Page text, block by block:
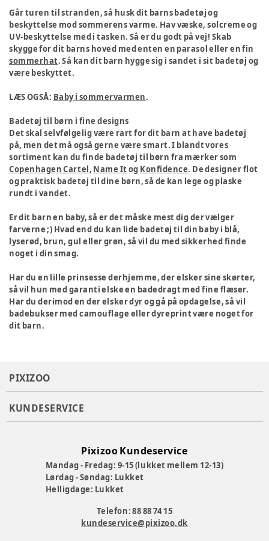
Går turen til stranden, så husk dit barns badetøj og
beskyttelse mod sommerens varme. Hav væske, solcreme og
UV-beskyttelse med i tasken. Så er du godt på vej! Skab
skygge for dit barns hoved med enten en parasol eller en fin
sommerhat. Så kan dit barn hygge sig i sandet i sit badetøj og
være beskyttet.
LÆS OGSÅ: Baby i sommervarmen.
Badetøj til børn i fine designs
Det skal selvfølgelig være rart for dit barn at have badetøj
på, men det må også gerne være smart. I blandt vores
sortiment kan du finde badetøj til børn fra mærker som
Copenhagen Cartel, Name Itog Konfidence. De designer flot
og praktisk badetøj til dine børn, så de kan lege og plaske
rundt i vandet.
Er dit barn en baby, så er det måske mest dig der vælger
farverne ;) Hvad end du kan lide badetøj til din baby i blå,
lyserød, brun, gul eller grøn, så vil du med sikkerhed finde
noget i din smag.
Har du en lille prinsesse derhjemme, der elsker sine skørter,
så vil hun med garanti elske en badedragt med fine flæser.
Har du derimod en der elsker dyr og gå på opdagelse, så vil
badebukser med camouflage eller dyreprint være noget for
dit barn.
PIXIZOO
KUNDESERVICE
Pixizoo Kundeservice
Mandag - Fredag: 9-15 (lukket mellem 12-13)
Lørdag - Søndag: Lukket
Helligdage: Lukket
Telefon: 88 88 74 15
kundeservice@pixizoo.dk